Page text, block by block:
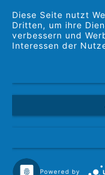
Diese Seite nutzt
Dritten, um ihre
verbessern und
Interessen der
Powered by